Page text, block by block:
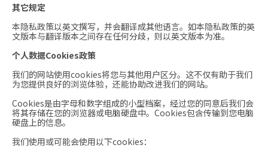
其它规定
本隐私政策以英文撰写，并会翻译成其他语言。如本隐私政策的英
文版本与翻译版本之间存在任何分歧，则以英文版本为准。
个人数据Cookies政策
我们的网站使用cookies将您与其他用户区分。这不仅有助于我们
为您提供良好的浏览体验，还能协助改进我们的网站。
Cookies是由字母和数字组成的小型档案，经过您的同意后我们会
将其存储在您的浏览器或电脑硬盘中。Cookies包含传输到您电脑
硬盘上的信息。
我们使用或可能会使用以下cookies：